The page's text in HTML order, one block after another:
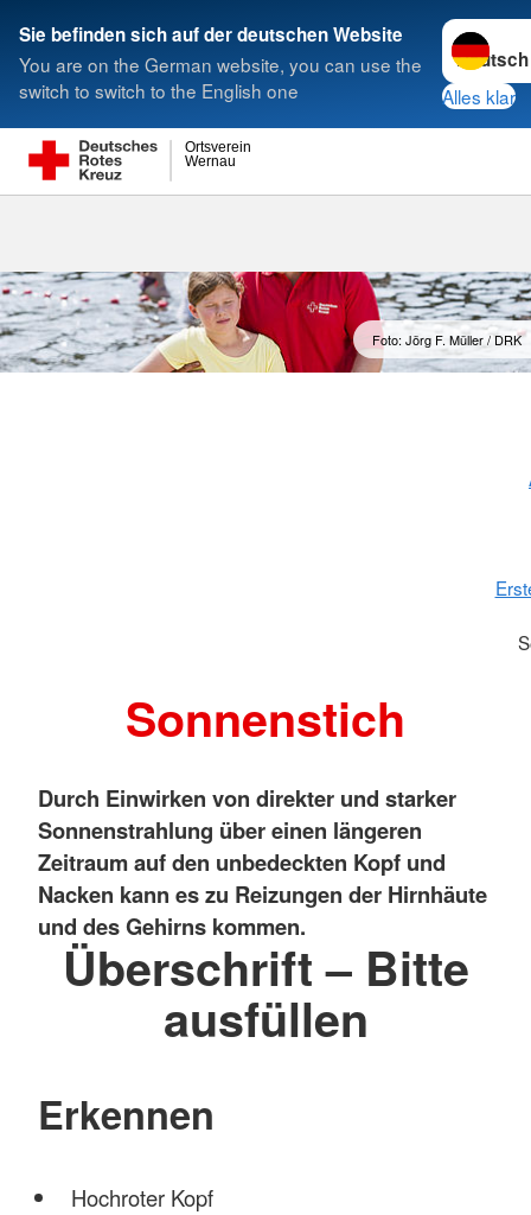
Sie befinden sich auf der deutschen Website
You are on the German website, you can use the
switch to switch to the English one
Sprache
Alles klar
Wernau
Ortsverein
Suche
Foto: Jörg F. Müller / DRK
Sonnenstich
Durch Einwirken von direkter und starker
Sonnenstrahlung über einen längeren
Zeitraum auf den unbedeckten Kopf und
Nacken kann es zu Reizungen der Hirnhäute
und des Gehirns kommen.
Überschrift – Bitte
ausfüllen
Erkennen
Hochroter Kopf